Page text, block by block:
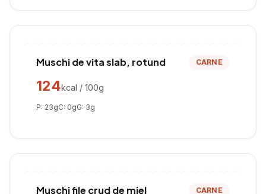
Muschi de vita slab, rotund CARNE
124kcal / 100g
P: 23gC: 0gG: 3g
Muschi file crud de miel CARNE